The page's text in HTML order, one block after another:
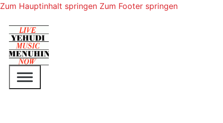
Zum Hauptinhalt springen Zum Footer springen